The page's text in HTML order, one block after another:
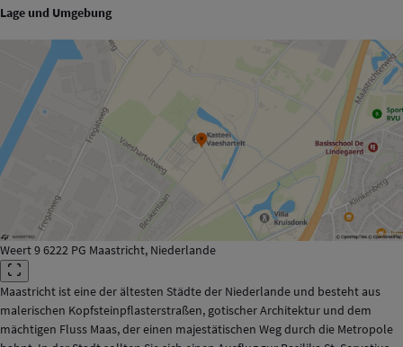
Lage und Umgebung
Weert 9 6222 PG Maastricht, Niederlande
Maastricht ist eine der ältesten Städte der Niederlande und besteht aus
malerischen Kopfsteinpflasterstraßen, gotischer Architektur und dem
mächtigen Fluss Maas, der einen majestätischen Weg durch die Metropole